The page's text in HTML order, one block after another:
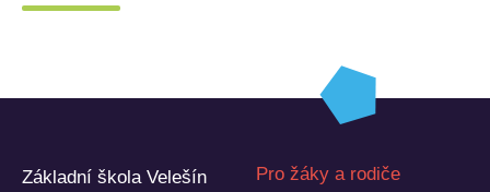
Základní škola Velešín
Pro žáky a rodiče